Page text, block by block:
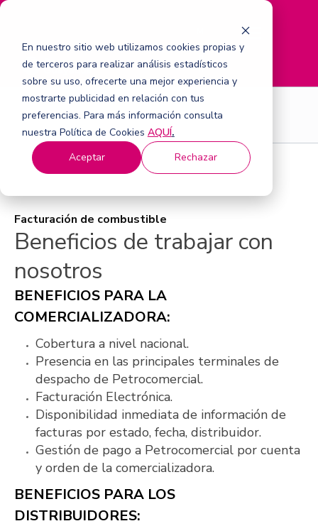
En nuestro sitio web utilizamos cookies propias y
de terceros para realizar análisis estadísticos
sobre su uso, ofrecerte una mejor experiencia y
mostrarte publicidad en relación con tus
preferencias. Para más información consulta
nuestra Política de Cookies AQUÍ.
Aceptar
Rechazar
e
ú
Para Empresas
Facturación de combustible
Beneficios de trabajar con
nosotros
BENEFICIOS PARA LA
COMERCIALIZADORA:
Cobertura a nivel nacional.
Presencia en las principales terminales de
despacho de Petrocomercial.
Facturación Electrónica.
Disponibilidad inmediata de información de
facturas por estado, fecha, distribuidor.
Gestión de pago a Petrocomercial por cuenta
y orden de la comercializadora.
BENEFICIOS PARA LOS
DISTRIBUIDORES: